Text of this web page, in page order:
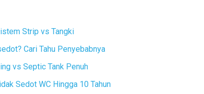
Strip vs Tangki
Cari Tahu Penyebabnya
vs Septic Tank Penuh
Sedot WC Hingga 10 Tahun